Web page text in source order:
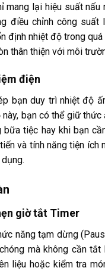
mang lại hiệu suất
điều chỉnh công
định nhiệt độ trong
thân thiện với môi
điện
bạn duy trì nhiệt độ
bạn có thể giữ
tiệc hay khi bạn
và tính năng tiện
giờ tắt Timer
năng tạm dừng
mà không cần
liệu hoặc kiểm tra